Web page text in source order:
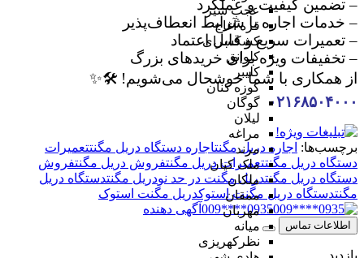
عجب شیر
قره آغاج
کشکسرای
کلوانق
کلیبر
کوزه کنان
گوگان
لیلان
مراغه
مرند
ملک کیان
ملکان
ممقان
مهربان
میانه
نظرکهریزی
– تضمین کیفیت و عملکرد
– خدمات اجاره با شرایط انعطاف‌پذیر
– تعمیرات سریع و قابل اعتماد
– تخفیفات ویژه برای خریدهای بزرگ
از همکاری با شما خوشحال می‌شویم! 🛠✨
۰۲۱۶۸۵۰۴۰۰۰
برچسب‌ها: اجاره دریل مگنتاجاره دستگاه دریل مگنتتعمیرات
دستگاه دریل مگنتتعمیرات دریل مگنتفروش دریل مگنتفروش
دستگاه دریل مگنتدریل مگنت در حد نودریل مگنتدستگاه دریل
مگنتدستگاه دریل مگنت استوکدریل مگنت استوک
0935****009
آگهی دهنده
اطلاعات تماس
بازدید